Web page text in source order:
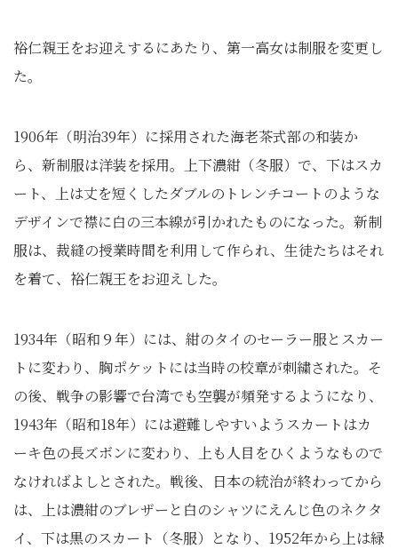
裕仁親王をお迎えするにあたり、第一高女は制服を変更し
た。
1906年（明治39年）に採用された海老茶式部の和装か
ら、新制服は洋装を採用。上下濃紺（冬服）で、下はスカ
ート、上は丈を短くしたダブルのトレンチコートのような
デザインで襟に白の三本線が引かれたものになった。新制
服は、裁縫の授業時間を利用して作られ、生徒たちはそれ
を着て、裕仁親王をお迎えした。
1934年（昭和９年）には、紺のタイのセーラー服とスカー
トに変わり、胸ポケットには当時の校章が刺繍された。そ
の後、戦争の影響で台湾でも空襲が頻発するようになり、
1943年（昭和18年）には避難しやすいようスカートはカ
ーキ色の長ズボンに変わり、上も人目をひくようなもので
なければよしとされた。戦後、日本の統治が終わってから
は、上は濃紺のブレザーと白のシャツにえんじ色のネクタ
イ、下は黒のスカート（冬服）となり、1952年から上は緑